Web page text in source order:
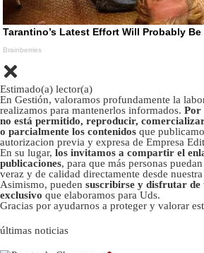
Estimado(a) lector(a)
En Gestión, valoramos profundamente la
realizamos para mantenerlos informados. Por
no está permitido, reproducir,
o parcialmente los contenidos que
autorizacion previa y expresa de Empresa
En su lugar, los invitamos a compartir el
publicaciones, para que más personas
veraz y de calidad directamente desde
Asimismo, pueden suscribirse y disfrutar de
exclusivo que elaboramos para Uds.
Gracias por ayudarnos a proteger y valorar
últimas noticias